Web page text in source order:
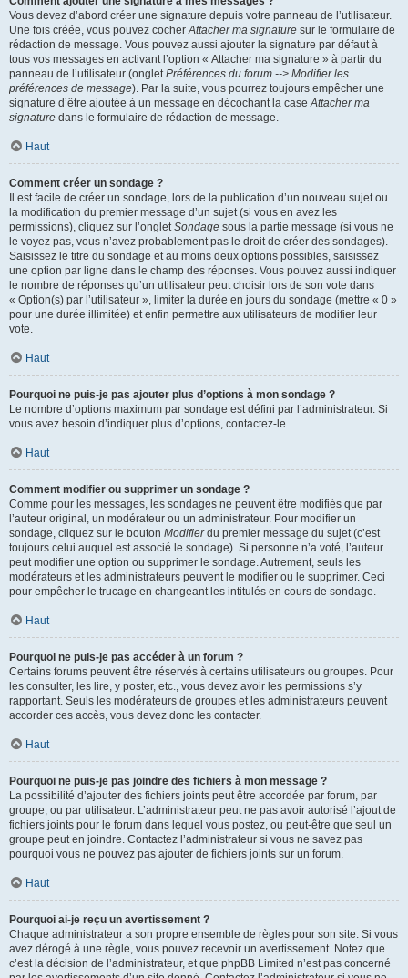
Vous devez d’abord créer une signature depuis votre panneau de l’utilisateur.
Une fois créée, vous pouvez cocherAttacher ma signature sur le formulaire de
rédaction de message. Vous pouvez aussi ajouter la signature par défaut à
tous vos messages en activant l’option « Attacher ma signature » à partir du
panneau de l’utilisateur (ongletPréférences du forum --> Modifier les
préférences de message). Par la suite, vous pourrez toujours empêcher une
signature d’être ajoutée à un message en décochant la caseAttacher ma
signature dans le formulaire de rédaction de message.
Haut
Comment créer un sondage ?
Il est facile de créer un sondage, lors de la publication d’un nouveau sujet ou
la modification du premier message d’un sujet (si vous en avez les
permissions), cliquez sur l’ongletSondage sous la partie message (si vous ne
le voyez pas, vous n’avez probablement pas le droit de créer des sondages).
Saisissez le titre du sondage et au moins deux options possibles, saisissez
une option par ligne dans le champ des réponses. Vous pouvez aussi indiquer
le nombre de réponses qu’un utilisateur peut choisir lors de son vote dans
« Option(s) par l’utilisateur », limiter la durée en jours du sondage (mettre « 0 »
pour une durée illimitée) et enfin permettre aux utilisateurs de modifier leur
vote.
Haut
Pourquoi ne puis-je pas ajouter plus d’options à mon sondage ?
Le nombre d’options maximum par sondage est défini par l’administrateur. Si
vous avez besoin d’indiquer plus d’options, contactez-le.
Haut
Comment modifier ou supprimer un sondage ?
Comme pour les messages, les sondages ne peuvent être modifiés que par
l’auteur original, un modérateur ou un administrateur. Pour modifier un
sondage, cliquez sur le bouton Modifierdu premier message du sujet (c’est
toujours celui auquel est associé le sondage). Si personne n’a voté, l’auteur
peut modifier une option ou supprimer le sondage. Autrement, seuls les
modérateurs et les administrateurs peuvent le modifier ou le supprimer. Ceci
pour empêcher le trucage en changeant les intitulés en cours de sondage.
Haut
Pourquoi ne puis-je pas accéder à un forum ?
Certains forums peuvent être réservés à certains utilisateurs ou groupes. Pour
les consulter, les lire, y poster, etc., vous devez avoir les permissions s’y
rapportant. Seuls les modérateurs de groupes et les administrateurs peuvent
accorder ces accès, vous devez donc les contacter.
Haut
Pourquoi ne puis-je pas joindre des fichiers à mon message ?
La possibilité d’ajouter des fichiers joints peut être accordée par forum, par
groupe, ou par utilisateur. L’administrateur peut ne pas avoir autorisé l’ajout de
fichiers joints pour le forum dans lequel vous postez, ou peut-être que seul un
groupe peut en joindre. Contactez l’administrateur si vous ne savez pas
pourquoi vous ne pouvez pas ajouter de fichiers joints sur un forum.
Haut
Pourquoi ai-je reçu un avertissement ?
Chaque administrateur a son propre ensemble de règles pour son site. Si vous
avez dérogé à une règle, vous pouvez recevoir un avertissement. Notez que
c’est la décision de l’administrateur, et que phpBB Limited n’est pas concerné